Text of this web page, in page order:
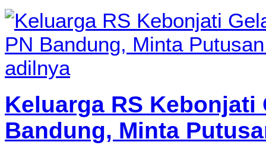
Keluarga RS Kebonjati
Bandung, Minta